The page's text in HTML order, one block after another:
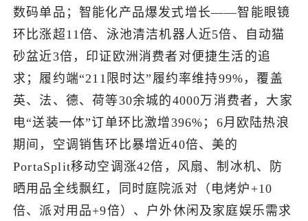
出海交流群
了解出海网
数码单品；智能化产品爆发式增长——智能眼镜
环比涨超11倍、泳池清洁机器人近5倍、自动猫
砂盆近3倍，印证欧洲消费者对便捷生活的追
求；履约端“211限时达”履约率维持99%，覆盖
英、法、德、荷等30余城的4000万消费者，大家
电“送装一体”订单环比激增396%；6月欧陆热浪
期间，空调销售环比暴增近40倍、美的
PortaSplit移动空调涨42倍，风扇、制冰机、防
晒用品全线飘红，同时庭院派对（电烤炉+10
倍、派对用品+9倍）、户外休闲及家庭娱乐需求